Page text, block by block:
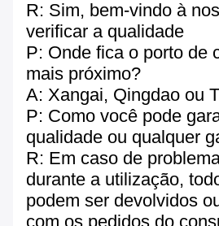
R: Sim, bem-vindo à
verificar a qualidade
P: Onde fica o porto de
mais próximo?
A: Xangai, Qingdao ou
P: Como você pode
qualidade ou qualquer
R: Em caso de
durante a utilização,
podem ser devolvidos
com os pedidos do